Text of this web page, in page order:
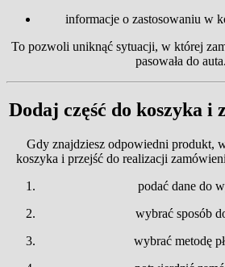
informacje o zastosowaniu w
To pozwoli uniknąć sytuacji, w której
pasowała do auta.
Dodaj część do koszyka i
Gdy znajdziesz odpowiedni produkt,
koszyka i przejść do realizacji
podać dane do
wybrać sposób
wybrać metodę